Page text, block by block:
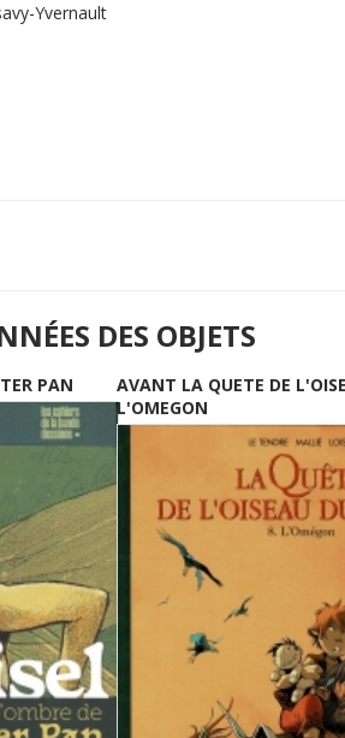
Yvernault
DES OBJETS
PAN
AVANT LA QUETE DE
L'OMEGON